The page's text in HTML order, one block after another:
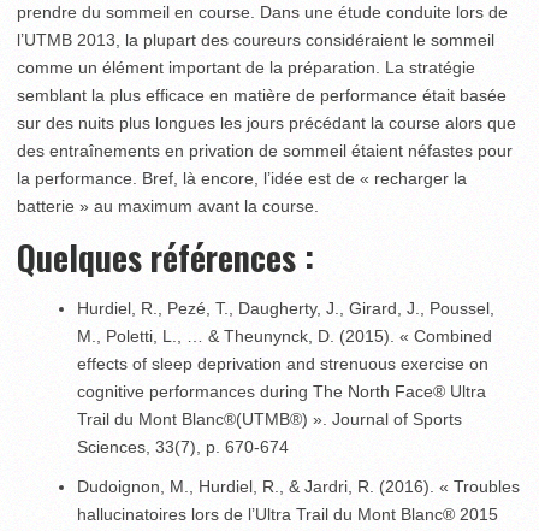
prendre du sommeil en course. Dans une étude conduite lors de
l’UTMB 2013, la plupart des coureurs considéraient le sommeil
comme un élément important de la préparation. La stratégie
semblant la plus efficace en matière de performance était basée
sur des nuits plus longues les jours précédant la course alors que
des entraînements en privation de sommeil étaient néfastes pour
la performance. Bref, là encore, l’idée est de « recharger la
batterie » au maximum avant la course.
Quelques références :
Hurdiel, R., Pezé, T., Daugherty, J., Girard, J., Poussel,
M., Poletti, L., … & Theunynck, D. (2015). « Combined
effects of sleep deprivation and strenuous exercise on
cognitive performances during The North Face® Ultra
Trail du Mont Blanc®(UTMB®) ». Journal of Sports
Sciences, 33(7), p. 670-674
Dudoignon, M., Hurdiel, R., & Jardri, R. (2016). « Troubles
hallucinatoires lors de l’Ultra Trail du Mont Blanc® 2015